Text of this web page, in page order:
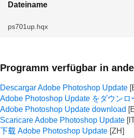
Dateiname
ps701up.hqx
Programm verfügbar in
Descargar Adobe Photoshop Update
Adobe Photoshop Update をダウンロ
Adobe Photoshop Update download
Scaricare Adobe Photoshop Update
下载 Adobe Photoshop Update